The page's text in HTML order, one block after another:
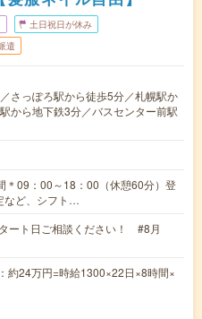
土日祝日が休み
遣
さっぽろ駅から徒歩5分／札幌駅か
から地下鉄3分／バスセンター前駅
＊09：00～18：00（休憩60分）登
など、シフト…
ート日ご相談ください！ #8月
24万円=時給1300×22日×8時間×